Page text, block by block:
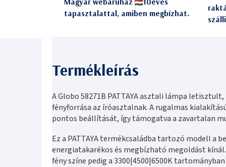
tapasztalattal, amiben megbízhat.
A Globo 58271B PATTAYA asztali lámpa letisztult,
fényforrása az íróasztalnak. A rugalmas
pontos beállítását, így támogatva a zavartalan
Ez a PATTAYA termékcsaládba tartozó modell a
energiatakarékos és megbízható megoldást
fény színe pedig a 3300|4500|6500K